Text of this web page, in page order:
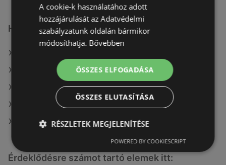
Hasonló kiskereskedők
A(z) Príma ajánlatai
A(z) Family Frost ajánlatai
A(z) Reál ajánlatai
A(z) Lidl ajánlatai
Érdeklődésre számot tartó elemek itt:
A cookie-k használatához adott
hozzájárulását az Adatvédelmi
szabályzatunk oldalán bármikor
módosíthatja. Bővebben
ÖSSZES ELFOGADÁSA
ÖSSZES ELUTASÍTÁSA
RÉSZLETEK MEGJELENÍTÉSE
POWERED BY COOKIESCRIPT